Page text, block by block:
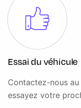
Essai du véhicule
Contactez-nous
essayez votre